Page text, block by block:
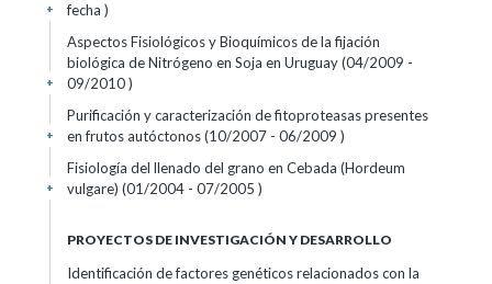
fecha )
+
Aspectos Fisiológicos y Bioquímicos de la fijación
biológica de Nitrógeno en Soja en Uruguay (04/2009 -
09/2010 )
+
Purificación y caracterización de fitoproteasas presentes
en frutos autóctonos (10/2007 - 06/2009 )
+
Fisiología del llenado del grano en Cebada (Hordeum
vulgare) (01/2004 - 07/2005 )
+
PROYECTOS DE INVESTIGACIÓN Y DESARROLLO
Identificación de factores genéticos relacionados con la